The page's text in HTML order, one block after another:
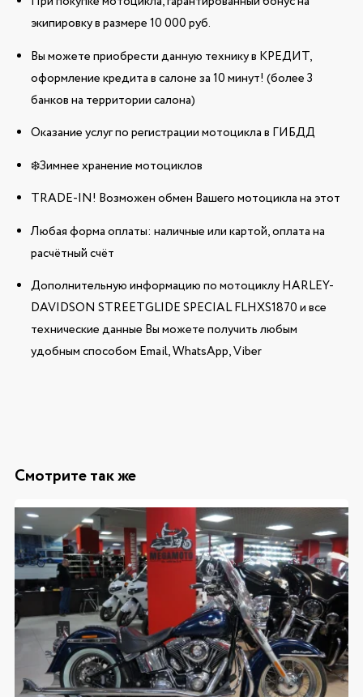
экипировку в размере 10 000 руб.
Вы можете приобрести данную технику в КРЕДИТ,
оформление кредита в салоне за 10 минут! (более 3
банков на территории салона)
Оказание услуг по регистрации мотоцикла в ГИБДД
❄️Зимнее хранение мотоциклов
TRADE-IN! Возможен обмен Вашего мотоцикла на этот
Любая форма оплаты: наличные или картой, оплата на
расчётный счёт
Дополнительную информацию по мотоциклу HARLEY-
DAVIDSON STREETGLIDE SPECIAL FLHXS1870 и все
технические данные Вы можете получить любым
удобным способом Email, WhatsApp, Viber
Смотрите так же